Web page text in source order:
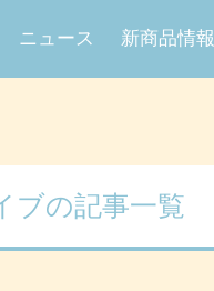
ニュース 新商品情報
ブの記事一覧